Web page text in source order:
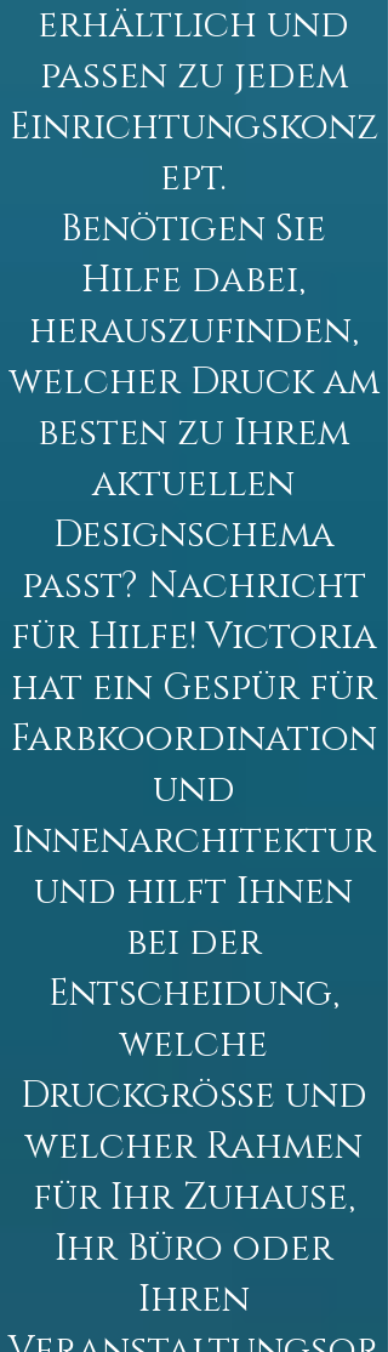
erhältlich und
passen zu jedem
Einrichtungskonz
ept.
Benötigen Sie
Hilfe dabei,
herauszufinden,
welcher Druck am
besten zu Ihrem
aktuellen
Designschema
passt? Nachricht
für Hilfe! Victoria
hat ein Gespür für
Farbkoordination
und
Innenarchitektur
und hilft Ihnen
bei der
Entscheidung,
welche
Druckgröße und
welcher Rahmen
für Ihr Zuhause,
Ihr Büro oder
Ihren